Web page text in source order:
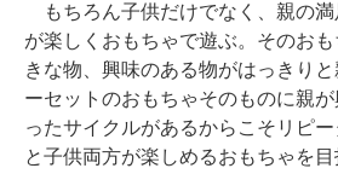
もちろん子供だけでなく、親の
が楽しくおもちゃで遊ぶ。そのお
きな物、興味のある物がはっきり
ーセットのおもちゃそのものに親
ったサイクルがあるからこそリピ
と子供両方が楽しめるおもちゃを